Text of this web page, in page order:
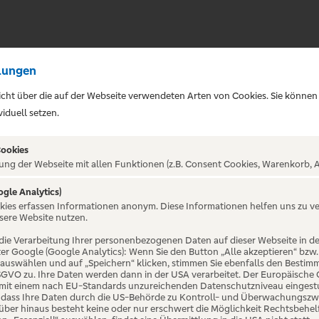
NICHT
über die auf der Webseite verwendeten Arten von Cookies. Sie
setzen.
der Webseite mit allen Funktionen (z.B. Consent Cookies, Warenkorb,
Analytics)
erfassen Informationen anonym. Diese Informationen helfen uns zu
Website nutzen.
Verarbeitung Ihrer personenbezogenen Daten auf dieser Webseite in
Google (Google Analytics): Wenn Sie den Button „Alle akzeptieren“
und auf „Speichern“ klicken, stimmen Sie ebenfalls den
zu. Ihre Daten werden dann in der USA verarbeitet. Der
einem nach EU-Standards unzureichenden Datenschutzniveau
Ihre Daten durch die US-Behörde zu Kontroll- und
hinaus besteht keine oder nur erschwert die Möglichkeit